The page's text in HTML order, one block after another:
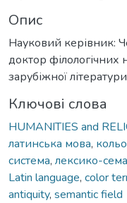
Опис
Науковий керівник:
доктор філологічних
зарубіжної
Ключові слова
HUMANITIES and
латинська мова,
система, лексико-
Latin language, color
antiquity, semantic field